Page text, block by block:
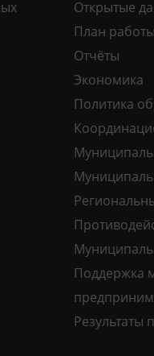
Открытые
План
Отчёты
Экономика
Политика
Поддержка
Результаты